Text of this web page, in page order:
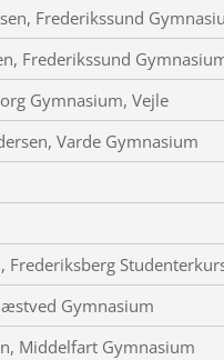
Frederikssund
Frederikssund
Gymnasium, Vejle
Varde Gymnasium
Frederiksberg
Gymnasium
Middelfart Gymnasium